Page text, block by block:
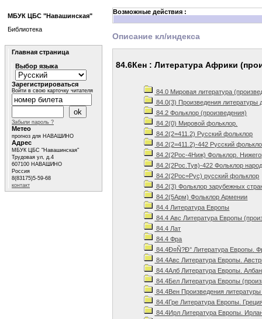
Возможные действия :
Описание кл/индекса
84.6Кен : Литература Африки
84.0 Мировая литература
84.0(3) Произведения литературы
84.2 Фольклор (произведения)
84.2(0) Мировой фольклор.
84.2(2=411.2) Русский фольклор
84.2(2=411.2)-442 Русский
84.2(2Рос-4Ниж) Фольклор.
84.2(2Рос.Тув)-422 Фольклор
84.2(2Рос=Рус) русский фольклор
84.2(3) Фольклор зарубежных
84.2(5Арм) Фольклор Армении
84.4 Литература Европы
84.4 Авс Литература Европы
84.4 Лат
84.4 Фра
84.4Ð¤Ñ?Ð° Литература Европы.
84.4Авс Литература Европы.
84.4Алб Литература Европы.
84.4Бел Литература Европы
84.4Вен Произведения литературы
84.4Гре Литература Европы.
84.4Ирл Литература Европы.
МБУК ЦБС "Навашинская"
Библиотека
Главная страница
Выбор языка
Зарегистрироваться
Войти в свою карточку читателя
Забыли пароль ?
Метео
прогноз для НАВАШИНО
Адрес
МБУК ЦБС "Навашинская"
Трудовая ул, д.4
607100 НАВАШИНО
Россия
8(83175)5-59-68
контакт